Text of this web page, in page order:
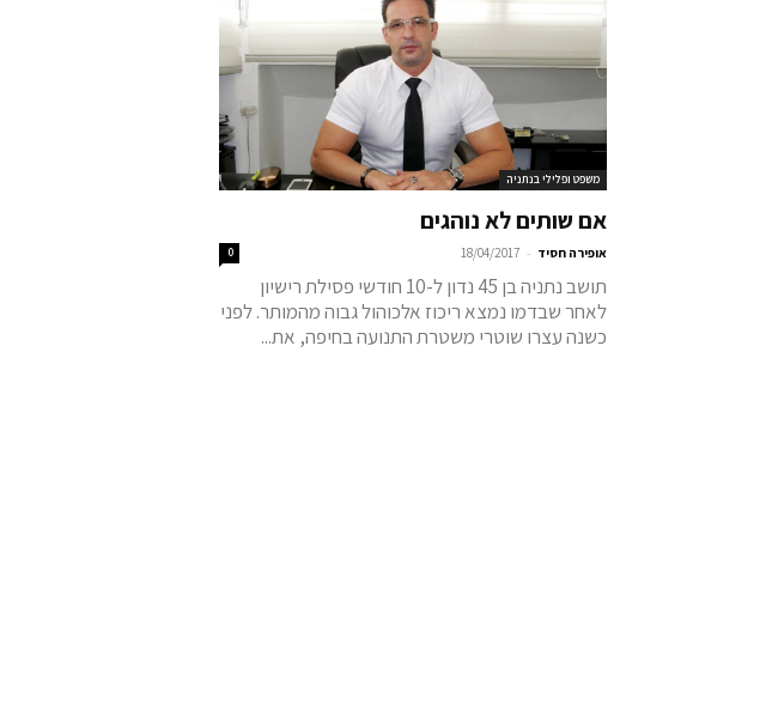
משפט ופלילי בנתניה
אם שותים לא נוהגים
אופירה חסיד -
18/04/2017
0
תושב נתניה בן 45 נדון ל-10 חודשי פסילת רישיון
לאחר שבדמו נמצא ריכוז אלכוהול גבוה מהמותר. לפני
כשנה עצרו שוטרי משטרת התנועה בחיפה, את...